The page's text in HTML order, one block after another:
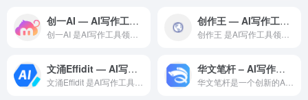
创一AI — AI写作工具领域的专业 AI 工具 创作王 — AI写作工具领域的专业 AI 工具
文涌Effidit — AI写作工具领域的专业 AI 工具 华文笔杆 – AI写作工具